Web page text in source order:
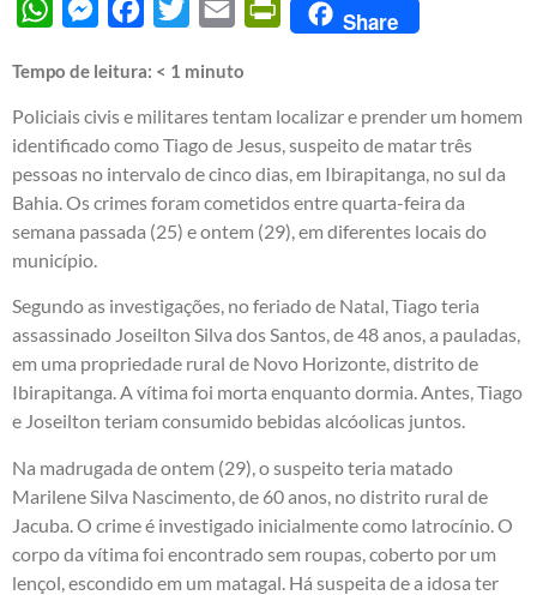
WhatsAppMessengerFacebook
Twitter Email PrintFriendly
Share
Tempo de leitura: < 1 minuto
Policiais civis e militares tentam localizar e prender um homem
identificado como Tiago de Jesus, suspeito de matar três
pessoas no intervalo de cinco dias, em Ibirapitanga, no sul da
Bahia. Os crimes foram cometidos entre quarta-feira da
semana passada (25) e ontem (29), em diferentes locais do
município.
Segundo as investigações, no feriado de Natal, Tiago teria
assassinado Joseilton Silva dos Santos, de 48 anos, a pauladas,
em uma propriedade rural de Novo Horizonte, distrito de
Ibirapitanga. A vítima foi morta enquanto dormia. Antes, Tiago
e Joseilton teriam consumido bebidas alcóolicas juntos.
Na madrugada de ontem (29), o suspeito teria matado
Marilene Silva Nascimento, de 60 anos, no distrito rural de
Jacuba. O crime é investigado inicialmente como latrocínio. O
corpo da vítima foi encontrado sem roupas, coberto por um
lençol, escondido em um matagal. Há suspeita de a idosa ter